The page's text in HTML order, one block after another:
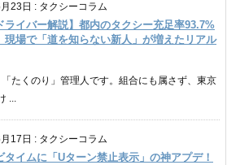
23日 : タクシーコラム
ライバー解説】都内のタクシー充足率93.7%
現場で「道を知らない新人」が増えたリアル
「たくのり」管理人です。組合にも属さず、東京
...
17日 : タクシーコラム
タイムに「Uターン禁止表示」の神アプデ！